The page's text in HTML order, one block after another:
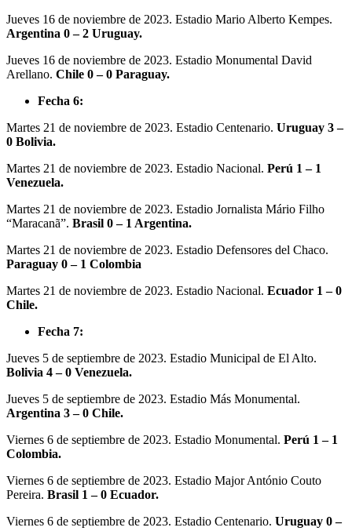
Jueves 16 de noviembre de 2023. Estadio Mario Alberto Kempes.
Argentina 0 – 2 Uruguay.
Jueves 16 de noviembre de 2023. Estadio Monumental David
Arellano. Chile 0 – 0 Paraguay.
Fecha 6:
Martes 21 de noviembre de 2023. Estadio Centenario. Uruguay 3 –
0 Bolivia.
Martes 21 de noviembre de 2023. Estadio Nacional. Perú 1 – 1
Venezuela.
Martes 21 de noviembre de 2023. Estadio Jornalista Mário Filho
“Maracanã”. Brasil 0 – 1 Argentina.
Martes 21 de noviembre de 2023. Estadio Defensores del Chaco.
Paraguay 0 – 1 Colombia
Martes 21 de noviembre de 2023. Estadio Nacional. Ecuador 1 – 0
Chile.
Fecha 7:
Jueves 5 de septiembre de 2023. Estadio Municipal de El Alto.
Bolivia 4 – 0 Venezuela.
Jueves 5 de septiembre de 2023. Estadio Más Monumental.
Argentina 3 – 0 Chile.
Viernes 6 de septiembre de 2023. Estadio Monumental. Perú 1 – 1
Colombia.
Viernes 6 de septiembre de 2023. Estadio Major António Couto
Pereira. Brasil 1 – 0 Ecuador.
Viernes 6 de septiembre de 2023. Estadio Centenario. Uruguay 0 –